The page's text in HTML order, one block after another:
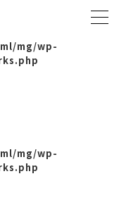
mg/wp-
mg/wp-